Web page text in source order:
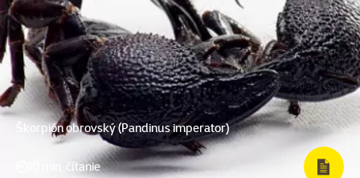
Škorpión obrovský (Pandinus imperator)
10 min. čítanie